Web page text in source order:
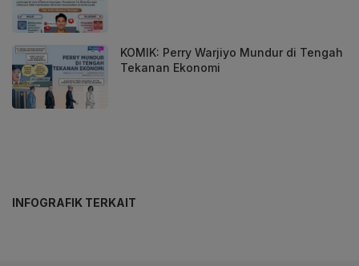
KOMIK: Perry Warjiyo Mundur di Tengah
Tekanan Ekonomi
INFOGRAFIK TERKAIT